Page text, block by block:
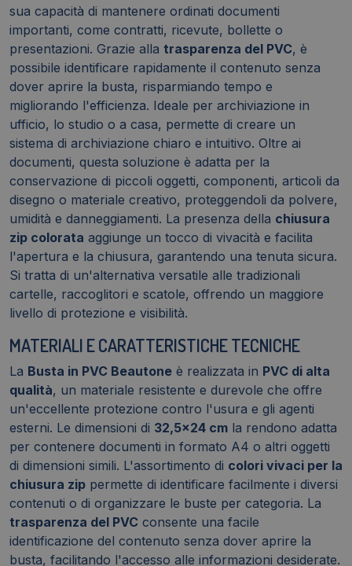
sua capacità di mantenere ordinati documenti
importanti, come contratti, ricevute, bollette o
presentazioni. Grazie alla trasparenza del PVC, è
possibile identificare rapidamente il contenuto senza
dover aprire la busta, risparmiando tempo e
migliorando l'efficienza. Ideale per archiviazione in
ufficio, lo studio o a casa, permette di creare un
sistema di archiviazione chiaro e intuitivo. Oltre ai
documenti, questa soluzione è adatta per la
conservazione di piccoli oggetti, componenti, articoli da
disegno o materiale creativo, proteggendoli da polvere,
umidità e danneggiamenti. La presenza della chiusura
zip colorata aggiunge un tocco di vivacità e facilita
l'apertura e la chiusura, garantendo una tenuta sicura.
Si tratta di un'alternativa versatile alle tradizionali
cartelle, raccoglitori e scatole, offrendo un maggiore
livello di protezione e visibilità.
MATERIALI E CARATTERISTICHE TECNICHE
La Busta in PVC Beautone è realizzata in PVC di alta
qualità, un materiale resistente e durevole che offre
un'eccellente protezione contro l'usura e gli agenti
esterni. Le dimensioni di 32,5x24 cm la rendono adatta
per contenere documenti in formato A4 o altri oggetti
di dimensioni simili. L'assortimento di colori vivaci per la
chiusura zip permette di identificare facilmente i diversi
contenuti o di organizzare le buste per categoria. La
trasparenza del PVC consente una facile
identificazione del contenuto senza dover aprire la
busta, facilitando l'accesso alle informazioni desiderate.